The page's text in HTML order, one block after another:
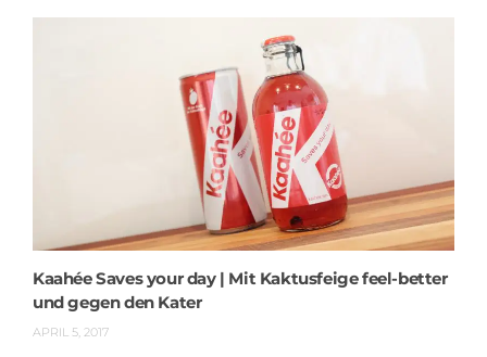
Kaahée Saves your day | Mit Kaktusfeige feel-better
und gegen den Kater
APRIL 5, 2017